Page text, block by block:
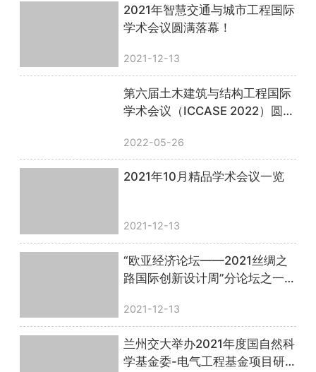
2021年智慧交通与城市工程国际
学术会议圆满落幕！
2021-12-13
第六届土木建筑与结构工程国际
学术会议（ICCASE 2022）圆满
2022-05-26
2021年10月精品学术会议一览
2021-12-13
“欧亚经济论坛——2021丝绸之
路国际创新设计周”分论坛之一
举办
2021-12-13
兰州交大举办2021年度国自然科
学基金委-电气工程基金项目研